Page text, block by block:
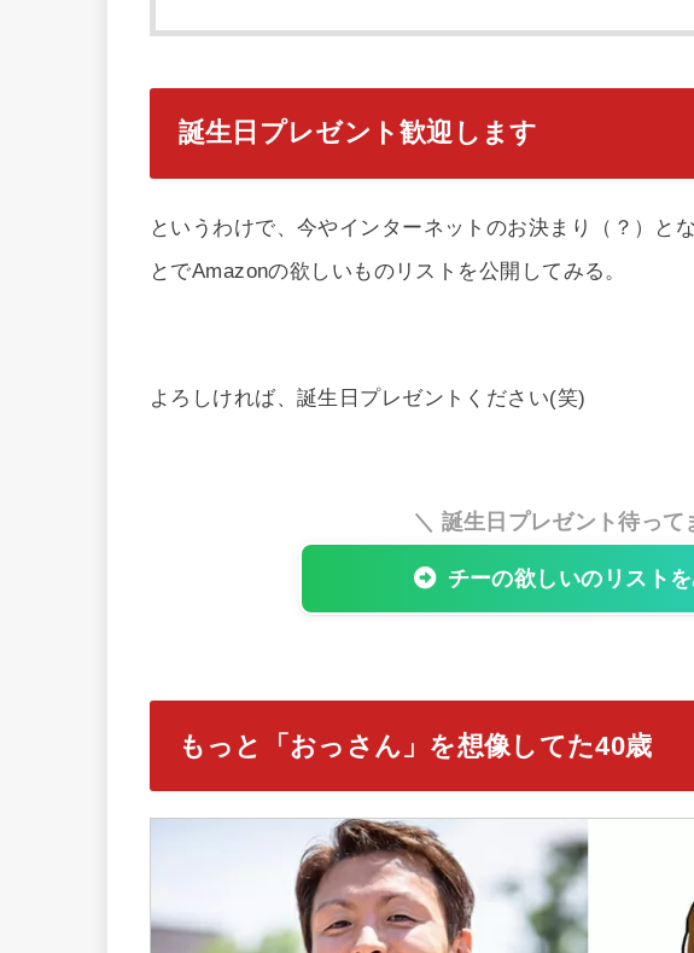
誕生日プレゼント歓迎します
というわけで、今やインターネットのお決まり（？）と
とでAmazonの欲しいものリストを公開してみる。
よろしければ、誕生日プレゼントください(笑)
＼ 誕生日プレゼント待って
チーの欲しいのリスト
もっと「おっさん」を想像してた40歳